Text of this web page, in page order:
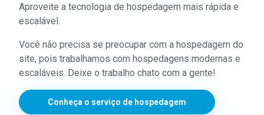
Aproveite a tecnologia de hospedagem mais rápida e
escalável.
Você não precisa se preocupar com a hospedagem do
site, pois trabalhamos com hospedagens modernas e
escaláveis. Deixe o trabalho chato com a gente!
Conheça o serviço de hospedagem